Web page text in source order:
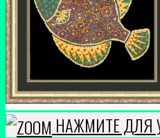
НАЖМИТЕ ДЛЯ